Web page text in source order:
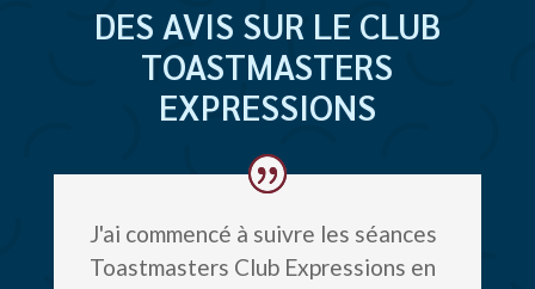
DES AVIS SUR LE CLUB
TOASTMASTERS
EXPRESSIONS
J'ai commencé à suivre les séances
Toastmasters Club Expressions en